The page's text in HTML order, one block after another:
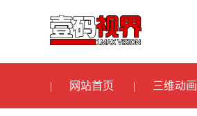
网站首页 三维动画